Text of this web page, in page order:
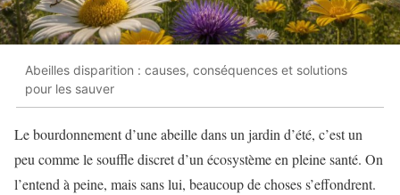
Abeilles disparition : causes, conséquences et solutions
pour les sauver
Le bourdonnement d’une abeille dans un jardin d’été, c’est un
peu comme le souffle discret d’un écosystème en pleine santé. On
l’entend à peine, mais sans lui, beaucoup de choses s’effondrent.